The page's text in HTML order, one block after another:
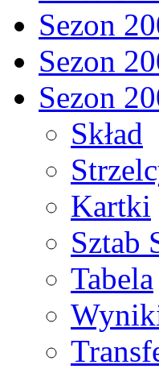
Sezon
Sezon
Sezon
Skład
Kartki
Sztab
Tabela